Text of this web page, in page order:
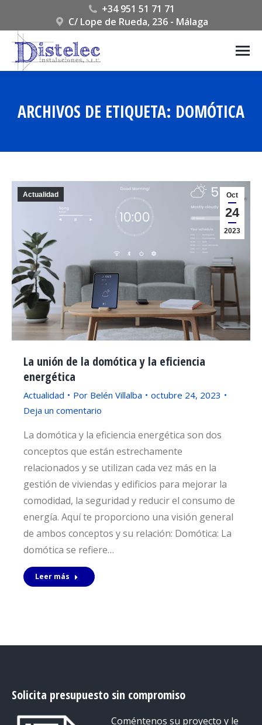
+34 951 51 71 71
C/ Lope de Rueda, 236 - Málaga
ARCHIVOS DE ETIQUETA: DOMÓTICA
Oct
24
2023
Actualidad
La unión de la domótica y la eficiencia
energética
Actualidad Por Belén Villalba
octubre 24, 2023
Deja un comentario
La domótica y la eficiencia energética son dos
conceptos que están estrechamente
relacionados y se utilizan cada vez más en la
gestión de viviendas y edificios para mejorar la
comodidad, la seguridad y reducir el consumo de
energía. Aquí te proporciono una visión general
de ambos conceptos y su relación: Domótica: La
domótica se refiere…
Leer más
Solicita presupuesto sin compromiso
Coméntenos su proyecto y le